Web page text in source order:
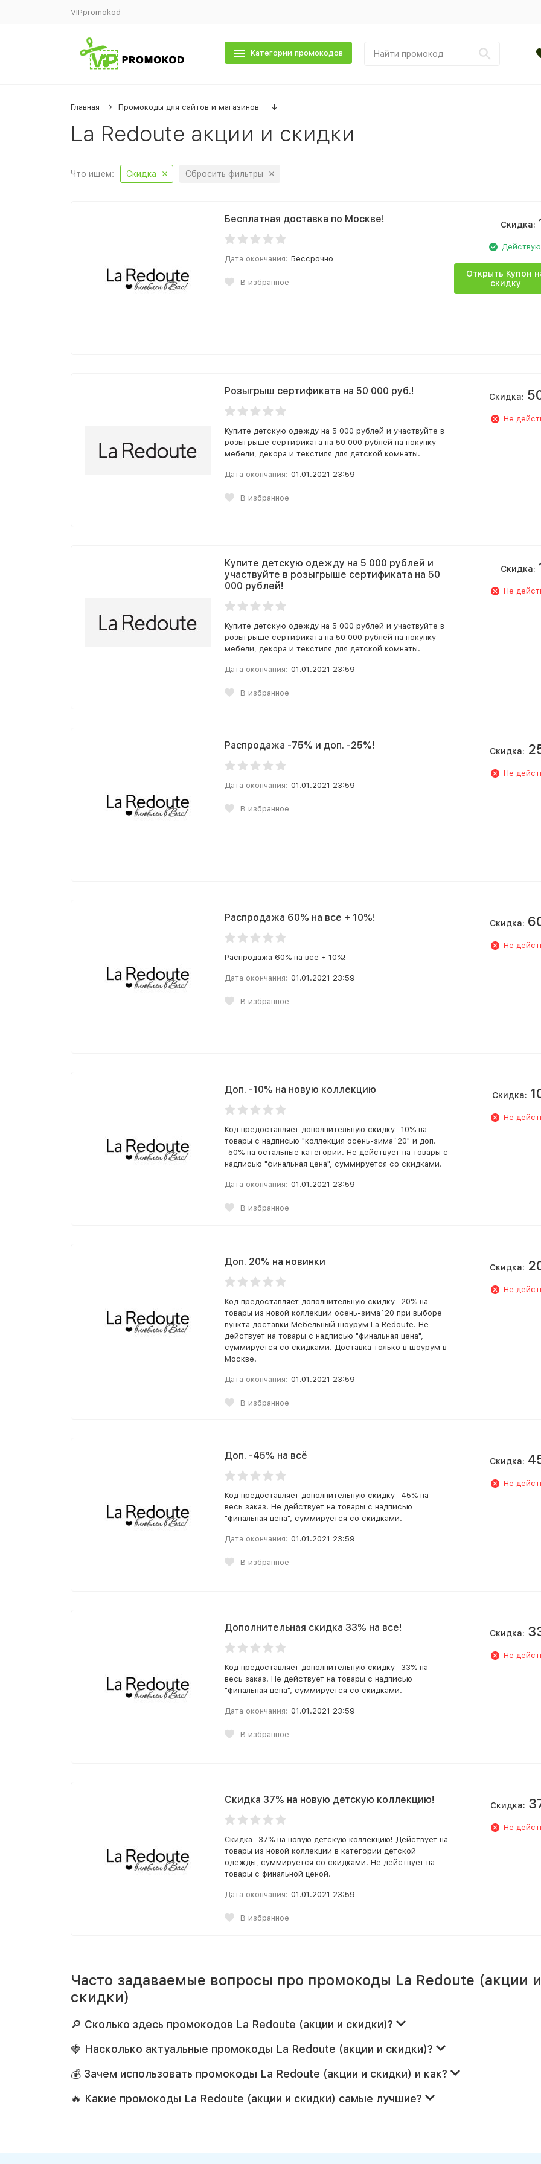
VIPpromokod
Категории промокодов
Главная Промокоды для сайтов и магазинов ↓
La Redoute акции и скидки
Что ищем: Скидка Сбросить фильтры
Бесплатная доставка по Москве!
Дата окончания: Бессрочно
В избранное
Скидка:
Открыть Купон
скидку
Розыгрыш сертификата на 50 000 руб.!
Купите детскую одежду на 5 000 рублей и участвуйте в
розыгрыше сертификата на 50 000 рублей на покупку
мебели, декора и текстиля для детской комнаты.
Дата окончания: 01.01.2021 23:59
В избранное
Скидка:
Не
Купите детскую одежду на 5 000 рублей и
участвуйте в розыгрыше сертификата на 50
000 рублей!
Купите детскую одежду на 5 000 рублей и участвуйте в
розыгрыше сертификата на 50 000 рублей на покупку
мебели, декора и текстиля для детской комнаты.
Дата окончания: 01.01.2021 23:59
В избранное
Скидка:
Не
Распродажа -75% и доп. -25%!
Дата окончания: 01.01.2021 23:59
В избранное
Скидка:
Не
Распродажа 60% на все + 10%!
Распродажа 60% на все + 10%!
Дата окончания: 01.01.2021 23:59
В избранное
Скидка:
Не
Доп. -10% на новую коллекцию
Код предоставляет дополнительную скидку -10% на
товары с надписью "коллекция осень-зима`20" и доп.
-50% на остальные категории. Не действует на товары с
надписью "финальная цена", суммируется со скидками.
Дата окончания: 01.01.2021 23:59
В избранное
Скидка:
Не
Доп. 20% на новинки
Код предоставляет дополнительную скидку -20% на
товары из новой коллекции осень-зима`20 при выборе
пункта доставки Мебельный шоурум La Redoute. Не
действует на товары с надписью "финальная цена",
суммируется со скидками. Доставка только в шоурум в
Москве!
Дата окончания: 01.01.2021 23:59
В избранное
Скидка:
Не
Доп. -45% на всё
Код предоставляет дополнительную скидку -45% на
весь заказ. Не действует на товары с надписью
"финальная цена", суммируется со скидками.
Дата окончания: 01.01.2021 23:59
В избранное
Скидка:
Не
Дополнительная скидка 33% на все!
Код предоставляет дополнительную скидку -33% на
весь заказ. Не действует на товары с надписью
"финальная цена", суммируется со скидками.
Дата окончания: 01.01.2021 23:59
В избранное
Скидка:
Не
Скидка 37% на новую детскую коллекцию!
Скидка -37% на новую детскую коллекцию! Действует на
товары из новой коллекции в категории детской
одежды, суммируется со скидками. Не действует на
товары с финальной ценой.
Дата окончания: 01.01.2021 23:59
В избранное
Скидка:
Не
Часто задаваемые вопросы про промокоды La Redoute (акции и
скидки)
🔎 Сколько здесь промокодов La Redoute (акции и скидки)?
🍓 Насколько актуальные промокоды La Redoute (акции и скидки)?
💰 Зачем использовать промокоды La Redoute (акции и скидки) и как?
🔥 Какие промокоды La Redoute (акции и скидки) самые лучшие?